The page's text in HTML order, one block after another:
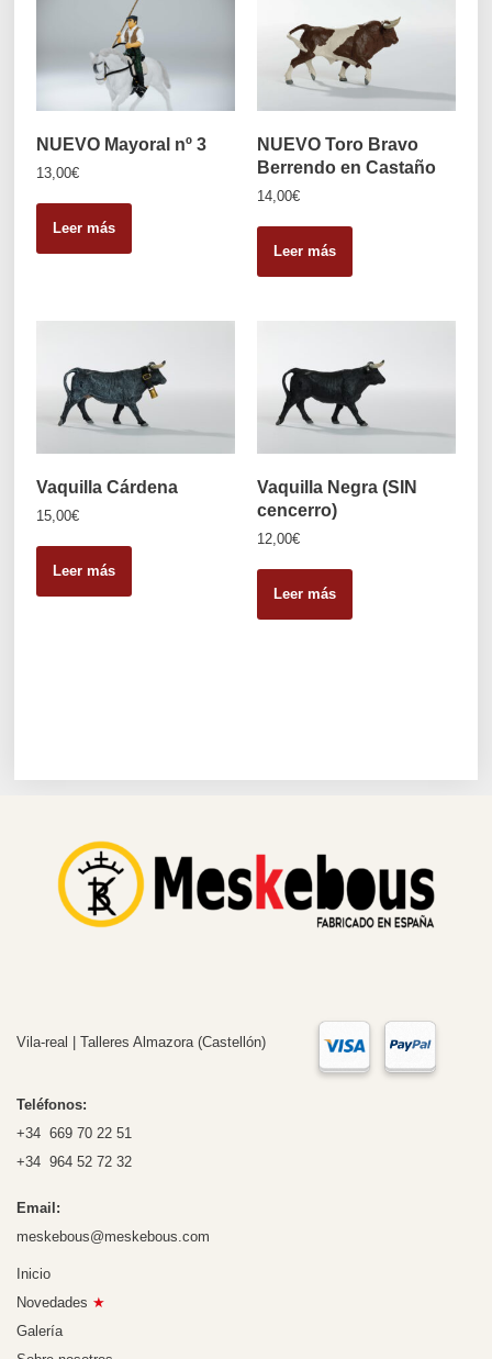
NUEVO Mayoral nº 3
13,00€
Leer más
NUEVO Toro Bravo
Berrendo en Castaño
14,00€
Leer más
Vaquilla Cárdena
15,00€
Leer más
Vaquilla Negra (SIN
cencerro)
12,00€
Leer más
Vila-real | Talleres Almazora (Castellón)
Teléfonos:
+34 669 70 22 51
+34 964 52 72 32
Email:
meskebous@meskebous.com
Inicio
Novedades ★
Galería